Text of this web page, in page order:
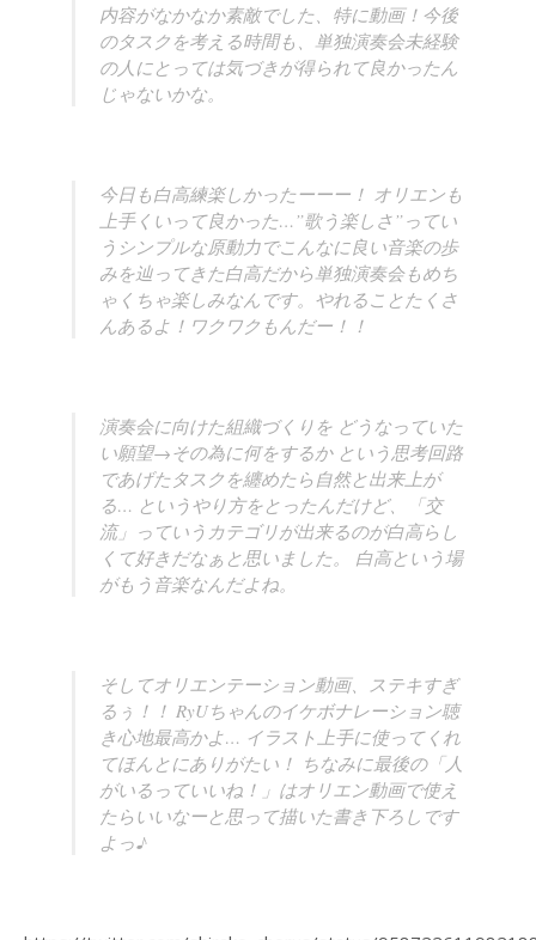
内容がなかなか素敵でした、特に動画！今後
のタスクを考える時間も、単独演奏会未経験
の人にとっては気づきが得られて良かったん
じゃないかな。
今日も白高練楽しかったーーー！ オリエンも
上手くいって良かった…”歌う楽しさ”ってい
うシンプルな原動力でこんなに良い音楽の歩
みを辿ってきた白高だから単独演奏会もめち
ゃくちゃ楽しみなんです。やれることたくさ
んあるよ！ワクワクもんだー！！
演奏会に向けた組織づくりを どうなっていた
い願望→その為に何をするか という思考回路
であげたタスクを纏めたら自然と出来上が
る… というやり方をとったんだけど、「交
流」っていうカテゴリが出来るのが白高らし
くて好きだなぁと思いました。 白高という場
がもう音楽なんだよね。
そしてオリエンテーション動画、ステキすぎ
るぅ！！ RyUちゃんのイケボナレーション聴
き心地最高かよ… イラスト上手に使ってくれ
てほんとにありがたい！ ちなみに最後の「人
がいるっていいね！」はオリエン動画で使え
たらいいなーと思って描いた書き下ろしです
よっ♪